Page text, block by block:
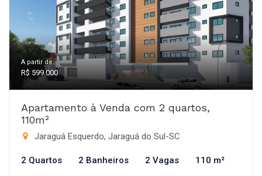
A partir de:
R$ 599.000
Apartamento à Venda com 2 quartos,
110m²
Jaraguá Esquerdo, Jaraguá do Sul-SC
2 Quartos 2 Banheiros 2 Vagas 110 m²